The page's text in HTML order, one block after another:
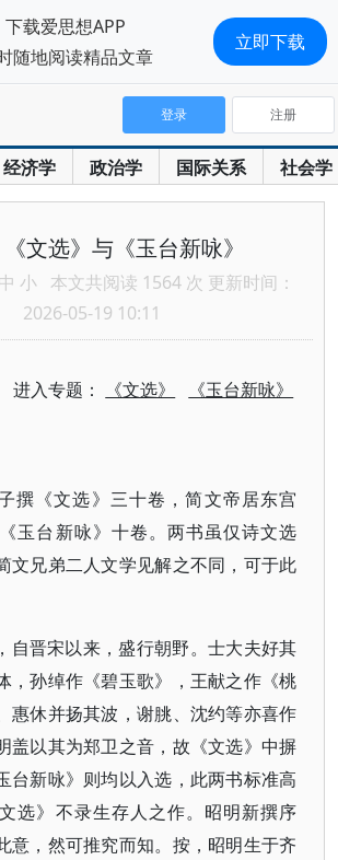
经济学 政治学 国际关系 社会学
登录 注册
文选》与《玉台新咏》
中 小 本文共阅读 1564 次 更新时间：
2026-05-19 10:11
进入专题： 《文选》 《玉台新咏》
撰《文选》三十卷，简文帝居东宫
玉台新咏》十卷。两书虽仅诗文选
文兄弟二人文学见解之不同，可于此
自晋宋以来，盛行朝野。士大夫好其
，孙绰作《碧玉歌》，王献之作《桃
惠休并扬其波，谢朓、沈约等亦喜作
盖以其为郑卫之音，故《文选》中摒
台新咏》则均以入选，此两书标准高
选》不录生存人之作。昭明新撰序
意，然可推究而知。按，昭明生于齐
下载爱思想APP
随地阅读精品文章
立即下载